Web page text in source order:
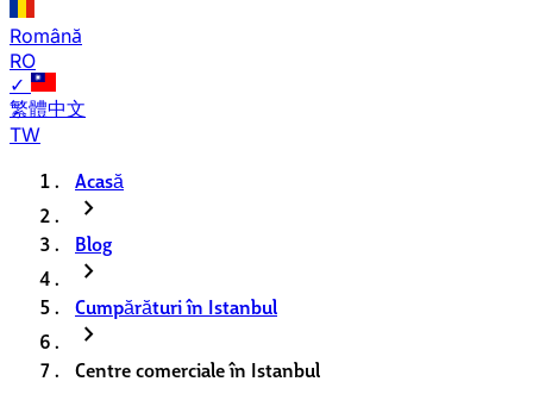
Română
RO
✓
繁體中文
TW
Acasă
chevron_right
Blog
chevron_right
Cumpărături în Istanbul
chevron_right
Centre comerciale în Istanbul